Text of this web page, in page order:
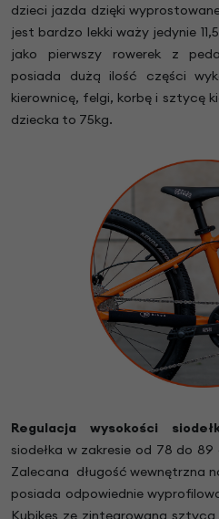
dzieci jazda dzięki
jest bardzo lekki waży jedynie
jako pierwszy rowerek z
posiada dużą ilość części
kierownicę, felgi, korbę i sztycę
dziecka to 75kg.
Regulacja wysokości
siodełka w zakresie od 78 do
Zalecana długość wewnętrzna
posiada odpowiednie
Kubikes ze zintegrowaną